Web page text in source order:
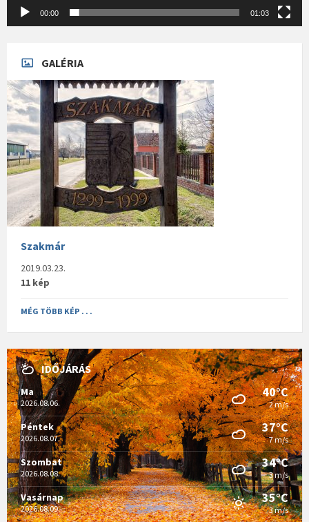
00:00 01:03
GALÉRIA
Szakmár
2019.03.23.
11 kép
MÉG TÖBB KÉP . . .
IDŐJÁRÁS
Ma
2026.08.06.
40°C
2 m/s
Péntek
2026.08.07.
37°C
7 m/s
Szombat
2026.08.08.
34°C
3 m/s
Vasárnap
2026.08.09.
35°C
3 m/s